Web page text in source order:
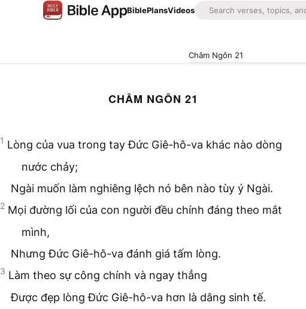
BiblePlansVideos
Châm Ngôn 21
CHÂM NGÔN 21
1 Lòng của vua trong tay Đức Giê-hô-va khác nào dòng
nước chảy;
Ngài muốn làm nghiêng lệch nó bên nào tùy ý Ngài.
2 Mọi đường lối của con người đều chính đáng theo mắt
mình,
Nhưng Đức Giê-hô-va đánh giá tấm lòng.
3 Làm theo sự công chính và ngay thẳng
Được đẹp lòng Đức Giê-hô-va hơn là dâng sinh tế.